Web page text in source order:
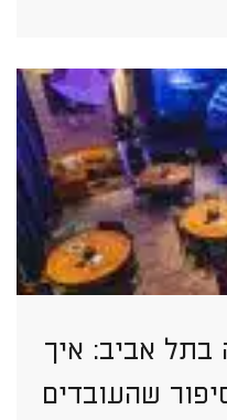
בתל אביב: איך
שהעובדים